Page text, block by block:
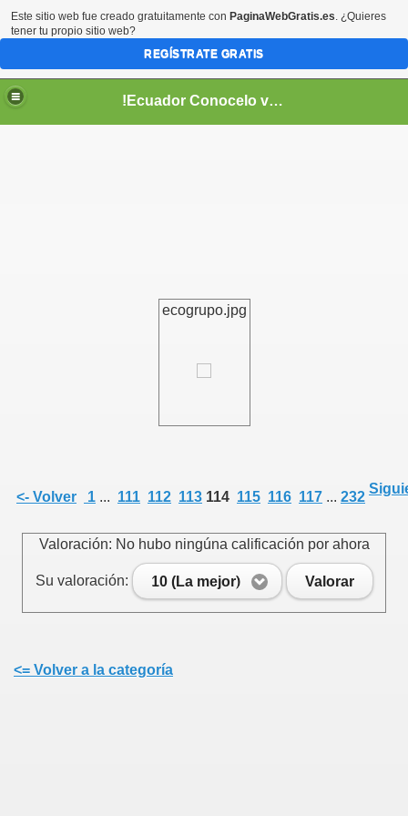
!Ecuador Conocelo vivelo!
ecogrupo.jpg
<- Volver 1 ... 111 112 113 114 115 116 117 ... 232
Valoración: No hubo ningúna calificación por ahora
Su valoración: 10 (La mejor) Valorar
<= Volver a la categoría
Este sitio web fue creado gratuitamente con PaginaWebGratis.es. ¿Quieres
tener tu propio sitio web?
REGÍSTRATE GRATIS